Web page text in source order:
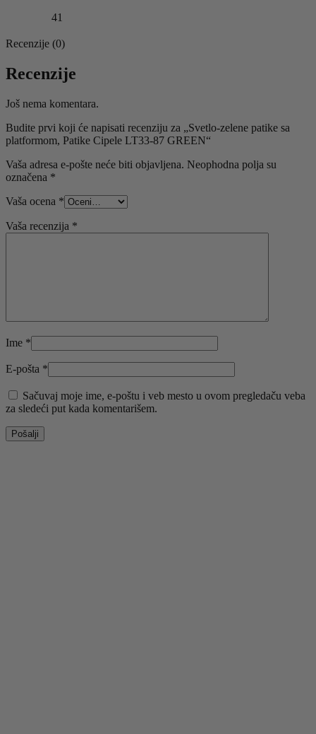
41
Recenzije (0)
Recenzije
Još nema komentara.
Budite prvi koji će napisati recenziju za „Svetlo-zelene patike sa
platformom, Patike Cipele LT33-87 GREEN“
Vaša adresa e-pošte neće biti objavljena. Neophodna polja su
označena *
Vaša ocena *
Vaša recenzija *
Ime *
E-pošta *
Sačuvaj moje ime, e-poštu i veb mesto u ovom pregledaču veba
za sledeći put kada komentarišem.